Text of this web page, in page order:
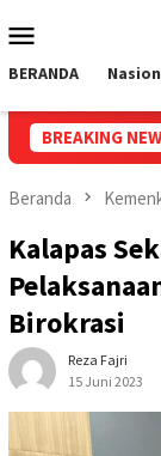
ke
Mobile
BERANDA
BREAKING
100 Isi
Beranda
Kalapas
Birokrasi
Reza Fajri
15 Juni 2023